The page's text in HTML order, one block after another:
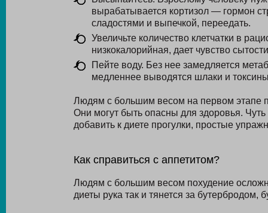
вырабатывается кортизол — гормон
сладостями и выпечкой, переедать.
Увеличьте количество клетчатки в
низкокалорийная, дает чувство
Пейте воду. Без нее замедляется
медленнее выводятся шлаки и
Людям с большим весом на первом этапе
Они могут быть опасны для здоровья.
добавить к диете прогулки, простые
Как справиться с аппетитом?
Людям с большим весом похудение
диеты рука так и тянется за бутербродом,